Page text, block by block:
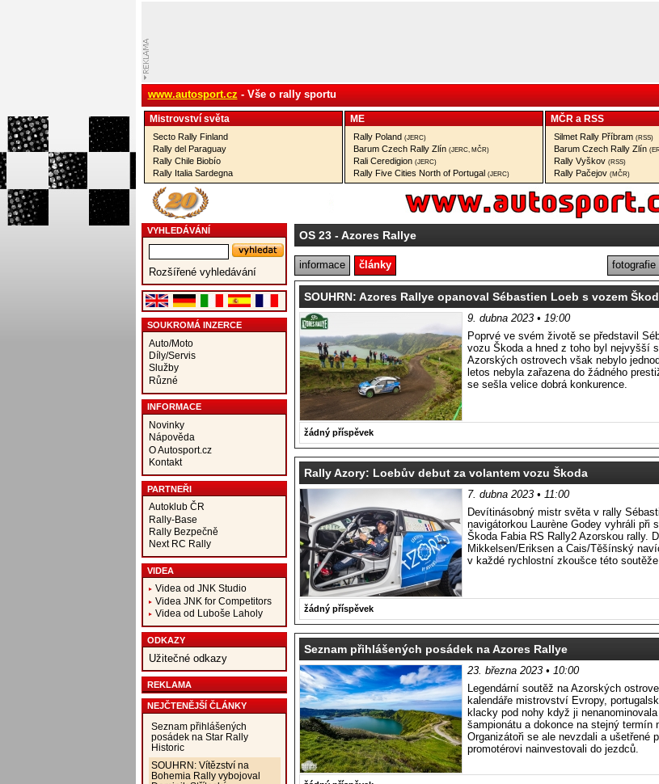
www.autosport.cz - Vše o rally sportu
Mistrovství­ světa
Secto Rally Finland
Rally del Paraguay
Rally Chile Biobío
Rally Italia Sardegna
ME
Rally Poland (JERC)
Barum Czech Rally Zlín (JERC, MČR)
Rali Ceredigion (JERC)
Rally Five Cities North of Portugal (JERC)
MČR a RSS
Silmet Rally Příbram (RSS)
Barum Czech Rally Zlín
Rally Vyškov (RSS)
Rally Pačejov (MČR)
VYHLEDÁVÁNÍ
Rozšířené vyhledávání
SOUKROMÁ INZERCE
Auto/Moto
Díly/Servis
Služby
Různé
INFORMACE
Novinky
Nápověda
O Autosport.cz
Kontakt
PARTNEŘI
Autoklub ČR
Rally-Base
Rally Bezpečně
Next RC Rally
VIDEA
Videa od JNK Studio
Videa JNK for Competitors
Videa od Luboše Laholy
ODKAZY
Užitečné odkazy
REKLAMA
NEJČTENĚJŠÍ ČLÁNKY
Seznam přihlášených
posádek na Star Rally
Historic
SOUHRN: Vítězství na
Bohemia Rally vybojoval
OS 23- Azores Rallye
informace články fotografie
SOUHRN: Azores Rallye opanoval Sébastien Loeb s vozem
9. dubna 2023 • 19:00
Poprvé ve svém životě se představil
vozu Škoda a hned z toho byl nejvyšší
Azorských ostrovech však nebylo
letos nebyla zařazena do žádného
se sešla velice dobrá konkurence.
žádný příspěvek
Rally Azory: Loebův debut za volantem vozu Škoda
7. dubna 2023 • 11:00
Devítinásobný mistr světa v rally
navigátorkou Laurène Godey vyhráli při
Škoda Fabia RS Rally2 Azorskou rally.
Mikkelsen/Eriksen a Cais/Těšínský
v každé rychlostní zkoušce této soutěže.
žádný příspěvek
Seznam přihlášených posádek na Azores Rallye
23. března 2023 • 10:00
Legendární soutěž na Azorských
kalendáře mistrovství Evropy,
klacky pod nohy když ji
šampionátu a dokonce na stejný termín
Organizátoři se ale nevzdali a ušetřené
promotérovi nainvestovali do jezdců.